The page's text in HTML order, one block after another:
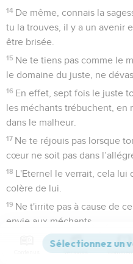
14 De même, connais la
tu la trouves, il y a un avenir
être brisée.
15 Ne te tiens pas comme le
le domaine du juste, ne
16 En effet, sept fois le juste
les méchants trébuchent, en
dans le malheur.
17 Ne te réjouis pas lorsque
cœur ne soit pas dans
18 L'Eternel le verrait, cela lui
colère de lui.
19 Ne t'irrite pas à cause de
envie aux méchants,
car il n'y a pas d'avenir
des méchants s'éteindra.
Versions